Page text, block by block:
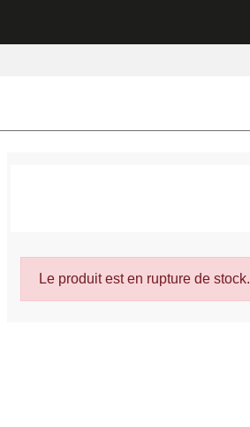
Le produit est en rupture de stock.